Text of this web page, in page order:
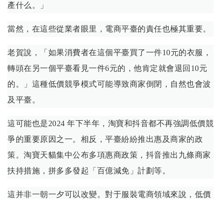
產什么。」
當然，在這些從業者眼里，電商平臺的責任也極其重要。
老賀說，「如果消費者在這個平臺買了一件10元的衣服，
轉頭在另一個平臺看見一件6元的，他肯定就會退回10元
的。」這種低價競爭模式可能導致商家倒閉，自然也會波
及平臺。
這可能也是2024 年下半年，淘寶和抖音都不再強調低價競
爭的重要原因之一。相反，平臺紛紛推出惠及商家的政
策。淘寶天貓集中公布多項惠商政策，抖音推出九條商家
扶持措施，拼多多發起「百億減免」計劃等。
這并非一朝一夕可以改變。對于服裝電商領域來說，低價